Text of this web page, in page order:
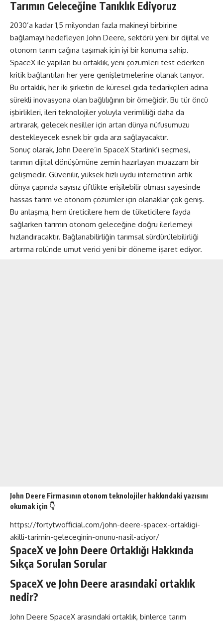
Tarımın Geleceğine Tanıklık Ediyoruz
2030’a kadar 1,5 milyondan fazla makineyi birbirine
bağlamayı hedefleyen John Deere, sektörü yeni bir dijital ve
otonom tarım çağına taşımak için iyi bir konuma sahip.
SpaceX ile yapılan bu ortaklık, yeni çözümleri test ederken
kritik bağlantıları her yere genişletmelerine olanak tanıyor.
Bu ortaklık, her iki şirketin de küresel gıda tedarikçileri adına
sürekli inovasyona olan bağlılığının bir örneğidir. Bu tür öncü
işbirlikleri, ileri teknolojiler yoluyla verimliliği daha da
artırarak, gelecek nesiller için artan dünya nüfusumuzu
destekleyecek esnek bir gıda arzı sağlayacaktır.
Sonuç olarak, John Deere’in SpaceX Starlink’i seçmesi,
tarımın dijital dönüşümüne zemin hazırlayan muazzam bir
gelişmedir. Güvenilir, yüksek hızlı uydu internetinin artık
dünya çapında sayısız çiftlikte erişilebilir olması sayesinde
hassas tarım ve otonom çözümler için olanaklar çok geniş.
Bu anlaşma, hem üreticilere hem de tüketicilere fayda
sağlarken tarımın otonom geleceğine doğru ilerlemeyi
hızlandıracaktır. Bağlanabilirliğin tarımsal sürdürülebilirliği
artırma rolünde umut verici yeni bir döneme işaret ediyor.
John Deere Firmasının otonom teknolojiler hakkındaki yazısını
okumak için 👇
https://fortytwofficial.com/john-deere-spacex-ortakligi-
akilli-tarimin-geleceginin-onunu-nasil-aciyor/
SpaceX ve John Deere Ortaklığı Hakkında
Sıkça Sorulan Sorular
SpaceX ve John Deere arasındaki ortaklık
nedir?
John Deere SpaceX arasındaki ortaklık, binlerce tarım